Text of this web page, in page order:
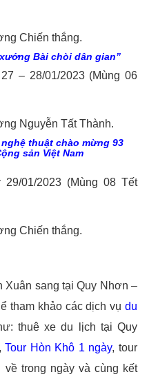
Chiến thắng.
Bài chòi dân gian”
– 28/01/2023 (Mùng 06
Nguyễn Tất Thành.
thuật chào mừng 93
sản Việt Nam
01/2023 (Mùng 08 Tết
Chiến thắng.
Xuân sang tại Quy Nhơn –
tham khảo các dịch vụ du
thuê xe du lịch tại Quy
Tour Hòn Khô 1 ngày, tour
về trong ngày và cùng kết